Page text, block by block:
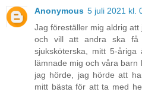
Anonymous 5 juli 2021 kl.
Jag föreställer mig aldrig
och vill att andra ska få
sjuksköterska, mitt 5-
lämnade mig och våra
jag hörde, jag hörde att
mitt bästa för att ta med